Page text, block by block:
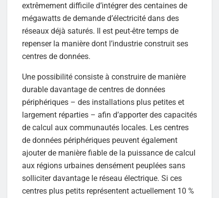
extrêmement difficile d’intégrer des centaines de
mégawatts de demande d’électricité dans des
réseaux déjà saturés. Il est peut-être temps de
repenser la manière dont l’industrie construit ses
centres de données.
Une possibilité consiste à construire de manière
durable davantage de centres de données
périphériques – des installations plus petites et
largement réparties – afin d’apporter des capacités
de calcul aux communautés locales. Les centres
de données périphériques peuvent également
ajouter de manière fiable de la puissance de calcul
aux régions urbaines densément peuplées sans
solliciter davantage le réseau électrique. Si ces
centres plus petits représentent actuellement 10 %